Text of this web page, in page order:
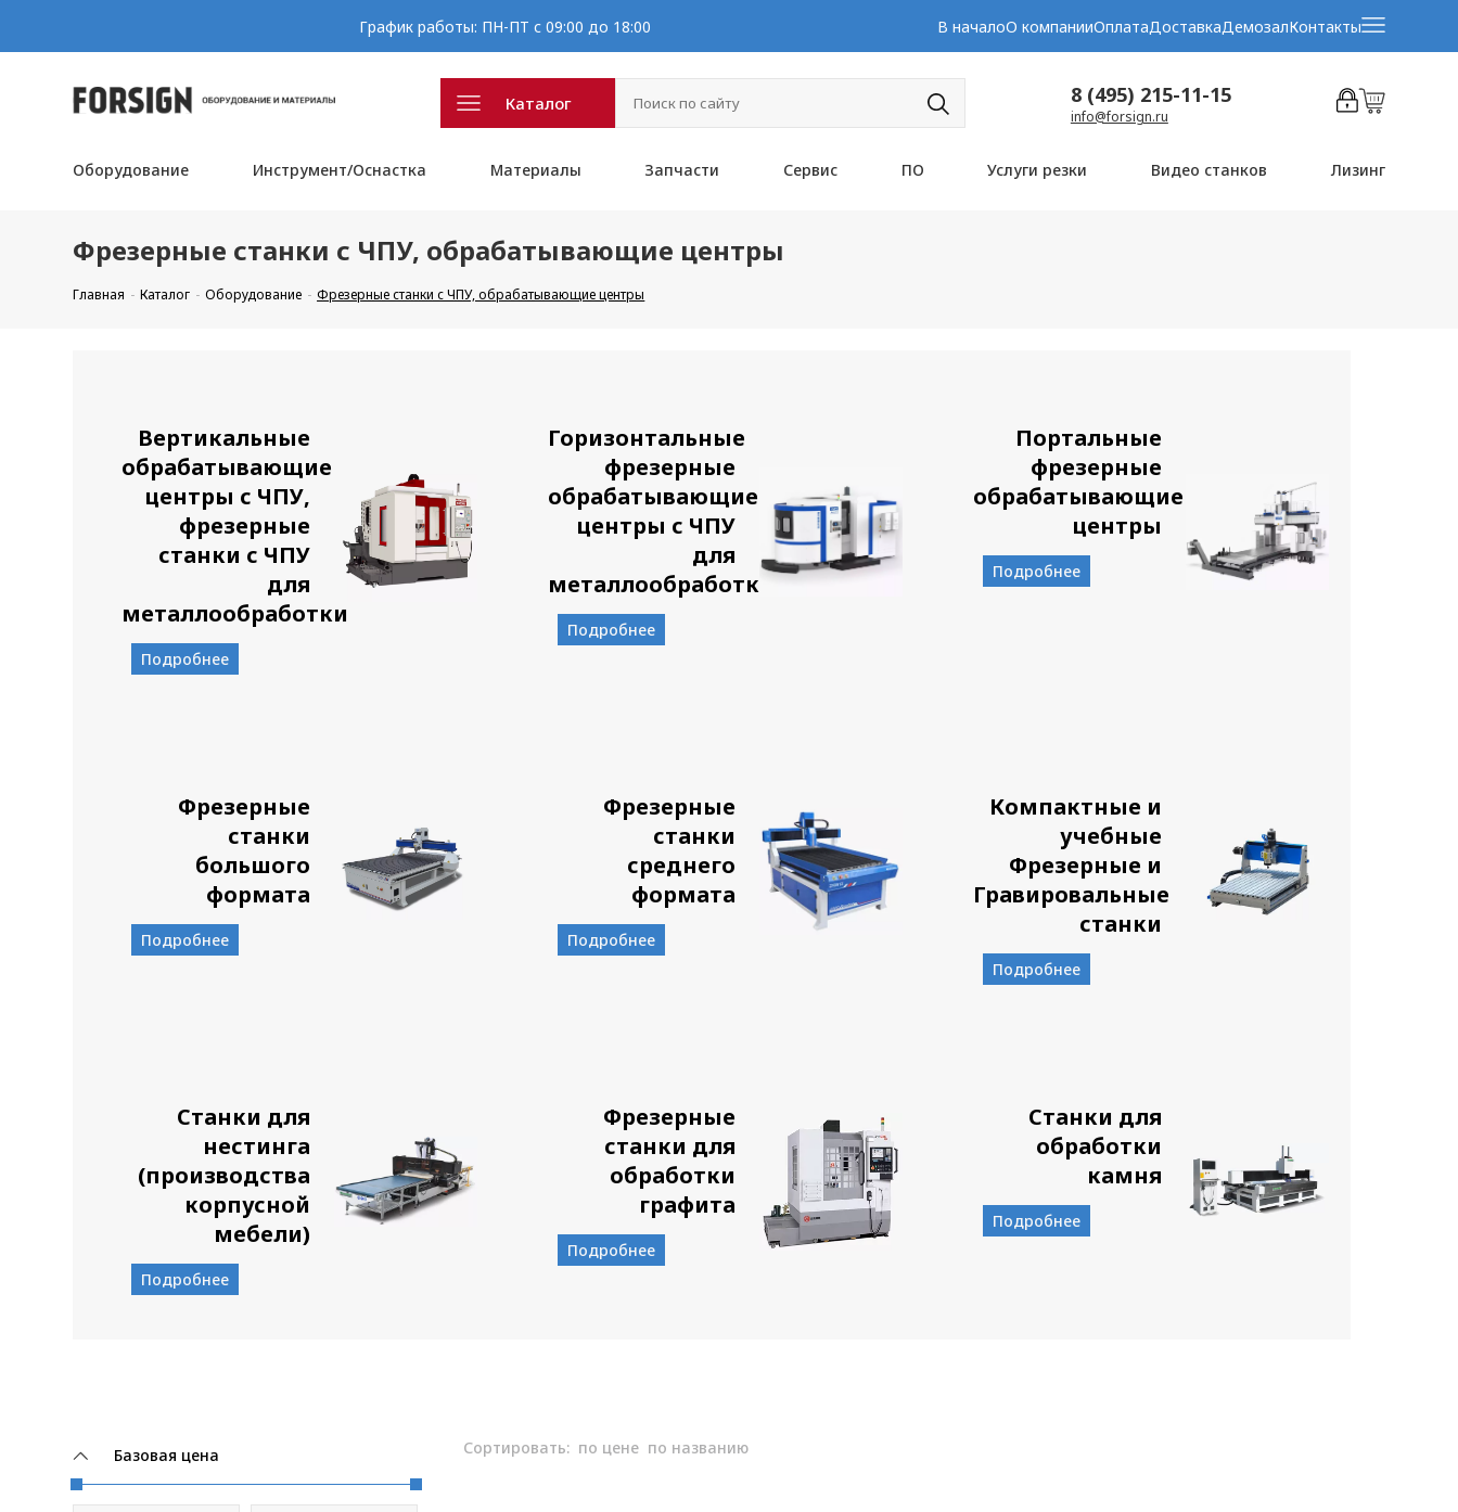
График работы: ПН-ПТ с 09:00 до 18:00 В началоО компанииОплатаДоставкаДемозалКонтакты
Каталог 8 (495) 215-11-15
info@forsign.ru
Оборудование Инструмент/Оснастка Материалы Запчасти Сервис ПО Услуги резки Видео станков Лизинг
Фрезерные станки с ЧПУ, обрабатывающие центры
Главная Каталог Оборудование Фрезерные станки с ЧПУ, обрабатывающие центры
Вертикальные
обрабатывающие
центры с ЧПУ,
фрезерные
станки с ЧПУ
для
металлообработки
Подробнее
Горизонтальные
фрезерные
обрабатывающие
центры с ЧПУ
для
металлообработки
Подробнее
Портальные
фрезерные
обрабатывающие
центры
Подробнее
Фрезерные
станки
большого
формата
Подробнее
Фрезерные
станки
среднего
формата
Подробнее
Компактные и
учебные
Фрезерные и
Гравировальные
станки
Подробнее
Станки для
нестинга
(производства
корпусной
мебели)
Подробнее
Фрезерные
станки для
обработки
графита
Подробнее
Станки для
обработки
камня
Подробнее
Базовая цена Сортировать: по цене по названию